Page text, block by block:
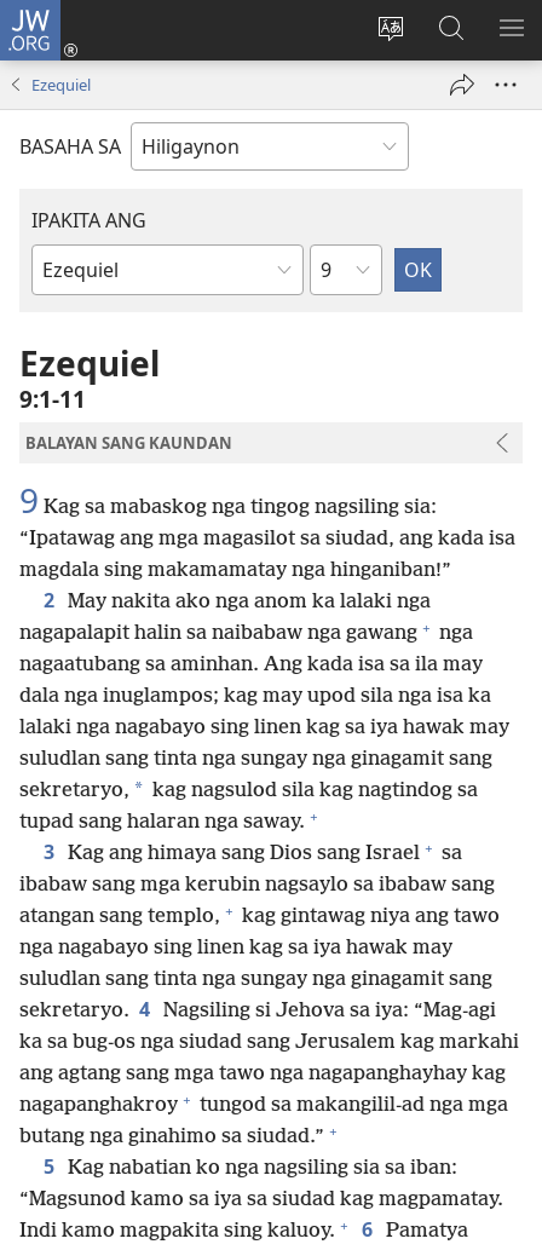
JW.ORG
Islan
lenguahe
sang
site
Mag-
log
new
Mangita
sa
JW.ORG
Ezequiel
BASAHA SA
IPAKITA ANG
Libro
Biblia
Kapitulo
Ezequiel
9:1-11
BALAYAN SANG KAUNDAN
9 Kag sa mabaskog nga tingog nagsiling sia:
“Ipatawag ang mga magasilot sa siudad, ang kada isa
magdala sing makamamatay nga hinganiban!”
2 May nakita ako nga anom ka lalaki nga
nagapalapit halin sa naibabaw nga gawang + nga
nagaatubang sa aminhan. Ang kada isa sa ila may
dala nga inuglampos; kag may upod sila nga isa ka
lalaki nga nagabayo sing linen kag sa iya hawak may
suludlan sang tinta nga sungay nga ginagamit sang
sekretaryo, * kag nagsulod sila kag nagtindog sa
tupad sang halaran nga saway. +
3 Kag ang himaya sang Dios sang Israel + sa
ibabaw sang mga kerubin nagsaylo sa ibabaw sang
atangan sang templo, + kag gintawag niya ang tawo
nga nagabayo sing linen kag sa iya hawak may
suludlan sang tinta nga sungay nga ginagamit sang
sekretaryo. 4 Nagsiling si Jehova sa iya: “Mag-agi
ka sa bug-os nga siudad sang Jerusalem kag markahi
ang agtang sang mga tawo nga nagapanghayhay kag
nagapanghakroy + tungod sa makangilil-ad nga mga
butang nga ginahimo sa siudad.” +
5 Kag nabatian ko nga nagsiling sia sa iban:
“Magsunod kamo sa iya sa siudad kag magpamatay.
Indi kamo magpakita sing kaluoy. + 6 Pamatya